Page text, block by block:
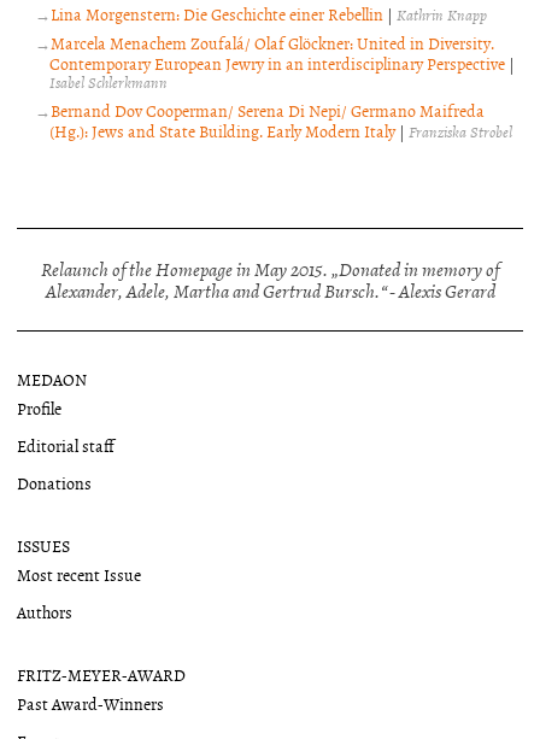
Lina Morgenstern: Die Geschichte einer Rebellin |Kathrin Knapp
Marcela Menachem Zoufalá/ Olaf Glöckner: United in Diversity.
Contemporary European Jewry in an interdisciplinary Perspective |
Isabel Schlerkmann
Bernand Dov Cooperman/ Serena Di Nepi/ Germano Maifreda
(Hg.): Jews and State Building. Early Modern Italy| Franziska Strobel
Relaunch of the Homepage in May 2015. „Donated in memory of
Alexander, Adele, Martha and Gertrud Bursch.“ - Alexis Gerard
MEDAON
Profile
Editorial staff
Donations
ISSUES
Most recent Issue
Authors
FRITZ-MEYER-AWARD
Past Award-Winners